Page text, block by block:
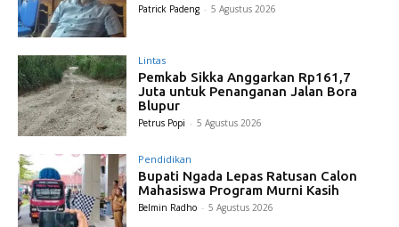
Patrick Padeng - 5 Agustus 2026
Lintas
Pemkab Sikka Anggarkan Rp161,7
Juta untuk Penanganan Jalan Bora
Blupur
Petrus Popi - 5 Agustus 2026
Pendidikan
Bupati Ngada Lepas Ratusan Calon
Mahasiswa Program Murni Kasih
Belmin Radho - 5 Agustus 2026